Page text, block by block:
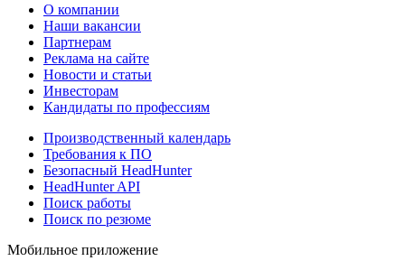
О компании
Наши вакансии
Партнерам
Реклама на сайте
Новости и статьи
Инвесторам
Кандидаты по профессиям
Производственный календарь
Требования к ПО
Безопасный HeadHunter
HeadHunter API
Поиск работы
Поиск по резюме
Мобильное приложение